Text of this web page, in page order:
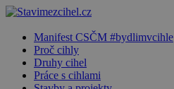
Manifest CSČM #bydlimvcihle
Proč cihly
Druhy cihel
Práce s cihlami